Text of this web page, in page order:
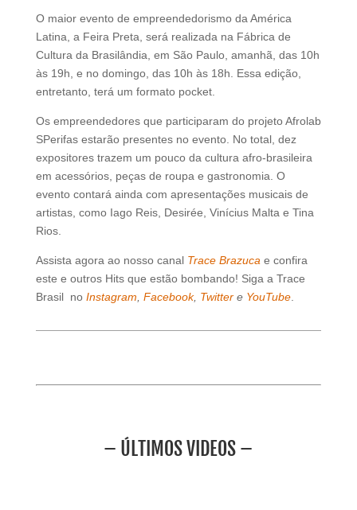
O maior evento de empreendedorismo da América
Latina, a Feira Preta, será realizada na Fábrica de
Cultura da Brasilândia, em São Paulo, amanhã, das 10h
às 19h, e no domingo, das 10h às 18h. Essa edição,
entretanto, terá um formato pocket.
Os empreendedores que participaram do projeto Afrolab
SPerifas estarão presentes no evento. No total, dez
expositores trazem um pouco da cultura afro-brasileira
em acessórios, peças de roupa e gastronomia. O
evento contará ainda com apresentações musicais de
artistas, como Iago Reis, Desirée, Vinícius Malta e Tina
Rios.
Assista agora ao nosso canal Trace Brazuca e confira
este e outros Hits que estão bombando! Siga a Trace
Brasil no Instagram Facebook, Twittere YouTube.
– ÚLTIMOS VIDEOS –